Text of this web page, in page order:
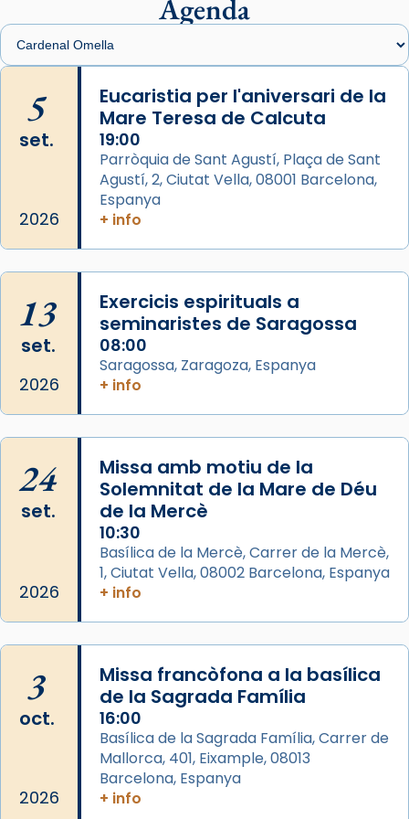
Santes de Mataró.
🔗
📸 J. Merino
Photo
View on Facebook ·
Arquebisbat de Barcelona
de Barcelona.
2 weeks ago
comitè organitzador de la visita apostòlica
del Sant Pare Lleó XIV a Barcelona, i als
col·laboradors, a la Catedral de Barcelona.
L’arquebisbe de Barcelona, el cardenal Joan
📸 Dr. G. Simón
Photo
View on Facebook ·
Arquebisbat de Barcelona
Memòria de les santes Juliana i
Semproniana, verges i màrtirs.
Acompanyant la història de sant Cugat, a
partir de l’Edat Mitjana sorgeix la tradició
que les santes Juliana (“relatiu a Júlia”) i
Semproniana (“relatiu a Semprònia =
eterna”) són deixebles seves. I l’any 1667, el
frare Joan Gaspar Roig, afirma en una obra
Agenda
5
set.
2026
Eucaristia per l'aniversari de la
Mare Teresa de Calcuta
19:00
Parròquia de Sant Agustí, Plaça de Sant
Agustí, 2, Ciutat Vella, 08001 Barcelona,
Espanya
+ info
13
set.
2026
Exercicis espirituals a
seminaristes de Saragossa
08:00
Saragossa, Zaragoza, Espanya
+ info
24
set.
2026
Missa amb motiu de la
Solemnitat de la Mare de Déu
de la Mercè
10:30
Basílica de la Mercè, Carrer de la Mercè,
1, Ciutat Vella, 08002 Barcelona, Espanya
+ info
3
oct.
2026
Missa francòfona a la basílica
de la Sagrada Família
16:00
Basílica de la Sagrada Família, Carrer de
Mallorca, 401, Eixample, 08013
Barcelona, Espanya
+ info